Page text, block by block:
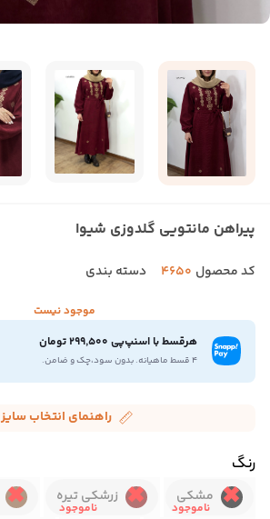
پیراهن مانتویی گلدوزی شیوا
کد محصول 4650 دسته بندی
موجود نیست
هرقسط با اسنپ‌پی 299,500 تومان
۴ قسط ماهیانه. بدون سود،چک و ضامن.
راهنمای انتخاب سایز
رنگ
مشکی زرشکی تیره